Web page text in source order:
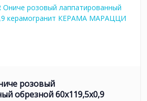
розовый
обрезной 60x119,5x0,9